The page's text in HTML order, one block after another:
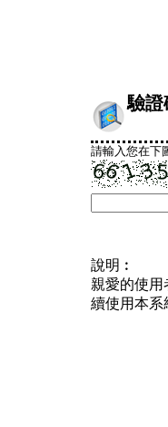
驗證
請輸入您在下
說明︰
親愛的使
續使用本系